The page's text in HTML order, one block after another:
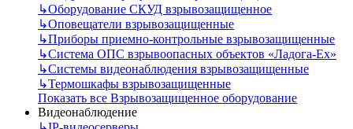
↳Оборудование СКУД взрывозащищенное
↳Оповещатели взрывозащищенные
↳Приборы приемно-контрольные взрывозащищенные
↳Система ОПС взрывоопасных объектов «Ладога-Ex»
↳Системы видеонаблюдения взрывозащищенные
↳Термошкафы взрывозащищенные
Показать все Взрывозащищенное оборудование
Видеонаблюдение